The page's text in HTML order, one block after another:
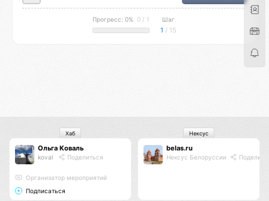
Прогресс: 0% 0 / 1 Шаг
1 / 15
Ольга Коваль
koval Поделиться
Организатор мероприятий
Подписаться
Хаб
belas.ru
Нексус Белоруссии
Нексус